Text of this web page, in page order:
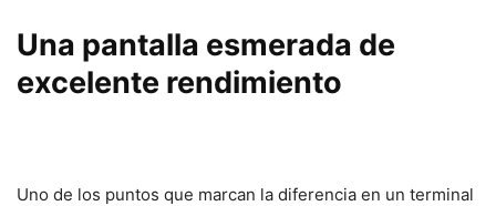
Una pantalla esmerada de
excelente rendimiento
Uno de los puntos que marcan la diferencia en un terminal